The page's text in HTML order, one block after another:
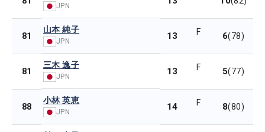
JPN
81
山本 純子
JPN 13 F 6(78)
81
三木 逸子
JPN 13 F 5(77)
88
小林 英恵
JPN 14 F 8(80)